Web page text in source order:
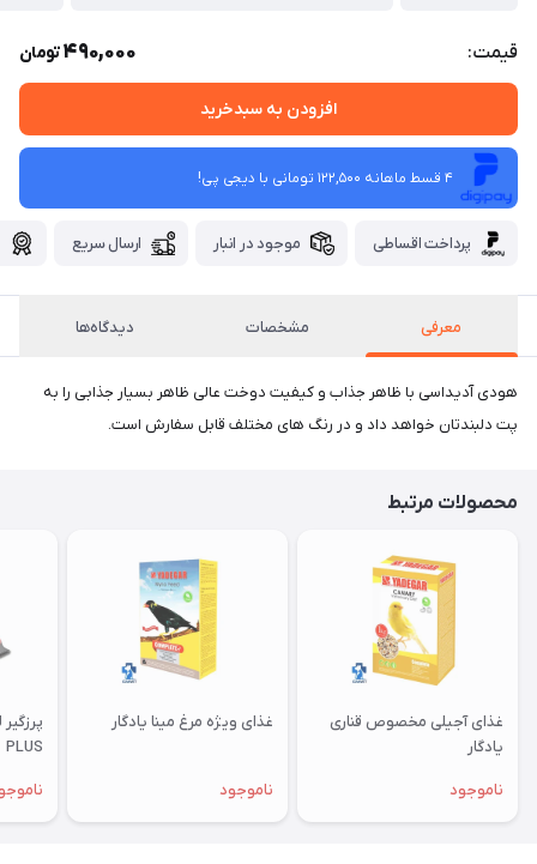
قیمت: 490,000تومان
افزودن به سبدخرید
4 قسط ماهانه 122,500 تومانی با دیجی ‌پی!
پرداخت اقساطی موجود در انبار ارسال سریع
معرفی مشخصات دیدگاه‌ها
هودی آدیداسی با ظاهر جذاب و کیفیت دوخت عالی ظاهر بسیار جذابی را به
پت دلبندتان خواهد داد و در رنگ های مختلف قابل سفارش است.
محصولات مرتبط
غذای آجیلی مخصوص قناری
یادگار
ناموجود
غذای ویژه مرغ مینا یادگار
ناموجود
PLUS